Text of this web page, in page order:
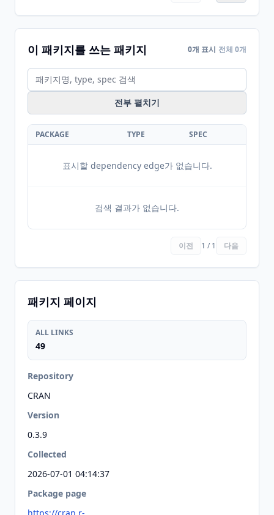
이 패키지를 쓰는 패키지 0개 표시 전체 0개
전부 펼치기
PACKAGE TYPE SPEC
표시할 dependency edge가 없습니다.
검색 결과가 없습니다.
이전 1 / 1 다음
패키지 페이지
ALL LINKS
49
Repository
CRAN
Version
0.3.9
Collected
2026-07-01 04:14:37
Package page